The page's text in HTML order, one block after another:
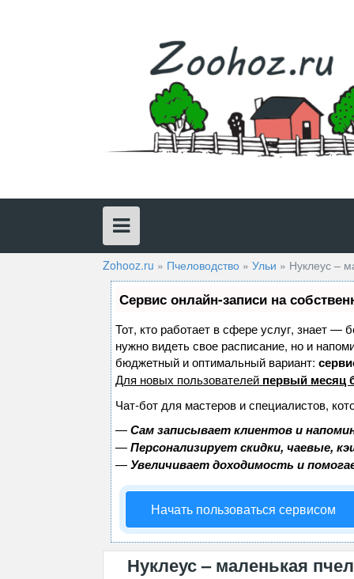
Zohooz.ru » Пчеловодство » Ульи » Нуклеус –
Сервис онлайн-записи на
Тот, кто работает в сфере услуг, знает —
нужно видеть свое расписание, но и
бюджетный и оптимальный вариант:
Для новых пользователей первый месяц
Чат-бот для мастеров и специалистов,
—Сам записывает клиентов и
—Персонализирует скидки, чаевые,
—Увеличивает доходимость и
Начать пользоваться сервисом
Нуклеус – маленькая